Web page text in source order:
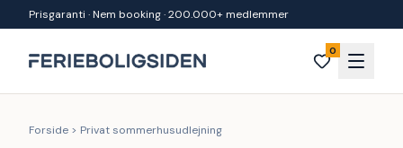
Spring til indhold
Prisgaranti · Nem booking · 200.000+ medlemmer
0
Forside > Privat sommerhusudlejning